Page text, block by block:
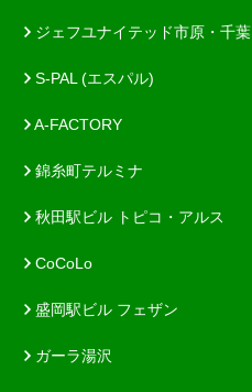
ジェフユナイテッド市原・千葉
S-PAL (エスパル)
A-FACTORY
錦糸町テルミナ
秋田駅ビル トピコ・アルス
CoCoLo
盛岡駅ビル フェザン
ガーラ湯沢